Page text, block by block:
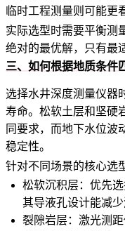
临时工程测量则可能更
实际选型时需要平衡测
绝对的最优解，只有最
三、如何根据地质条件
选择水井深度测量仪器
寿命。松软土层和坚硬
同要求，而地下水位波
稳定性。
针对不同场景的核心选
松软沉积层：优先
其导液孔设计能减
裂隙岩层： 激光测距